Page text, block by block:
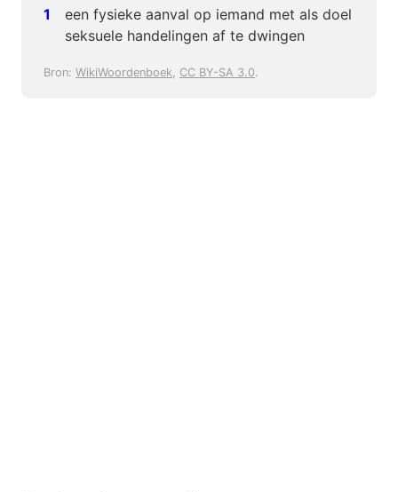
een fysieke aanval op iemand met als doel
seksuele handelingen af te dwingen
Bron: WikiWoordenboek, CC BY-SA 3.0.